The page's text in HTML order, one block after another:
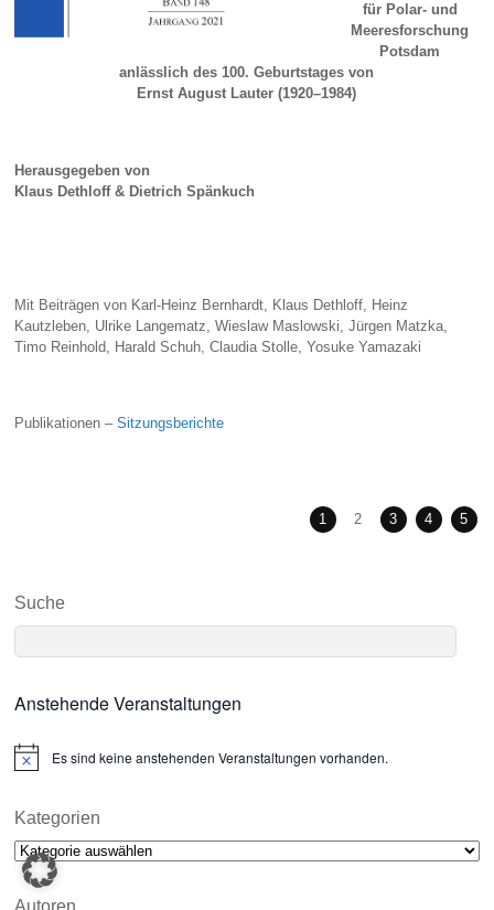
für Polar- und
Meeresforschung
Potsdam
anlässlich des 100. Geburtstages von
Ernst August Lauter (1920–1984)
Herausgegeben von
Klaus Dethloff & Dietrich Spänkuch
Mit Beiträgen von Karl-Heinz Bernhardt, Klaus Dethloff, Heinz
Kautzleben, Ulrike Langematz, Wieslaw Maslowski, Jürgen Matzka,
Timo Reinhold, Harald Schuh, Claudia Stolle, Yosuke Yamazaki
Publikationen –Sitzungsberichte
1 2 3 4 5
Suche
Anstehende Veranstaltungen
N
i
e
Es sind keine anstehenden Veranstaltungen vorhanden.
Kategorien
Kategorien
Autoren